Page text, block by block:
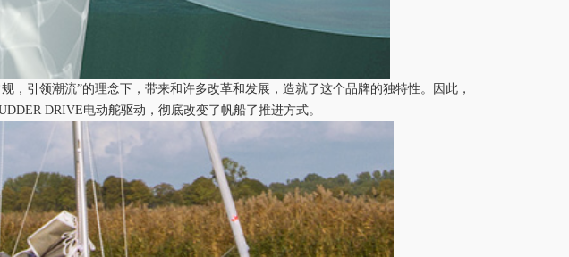
，引领潮流”的理念下，带来和许多改革和发展，造就了这个品牌的独特性。因此，
DRIVE电动舵驱动，彻底改变了帆船了推进方式。